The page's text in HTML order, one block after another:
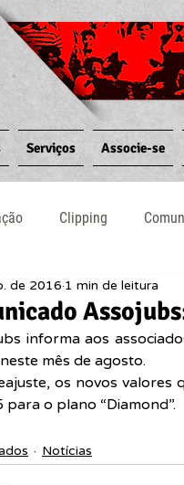
Serviços Associe-se
Clipping
Judiciário Notícias
de 2016 1 min de leitura
informa aos
mês de agosto.
os novos valores
para o plano “Diamond”.
Notícias